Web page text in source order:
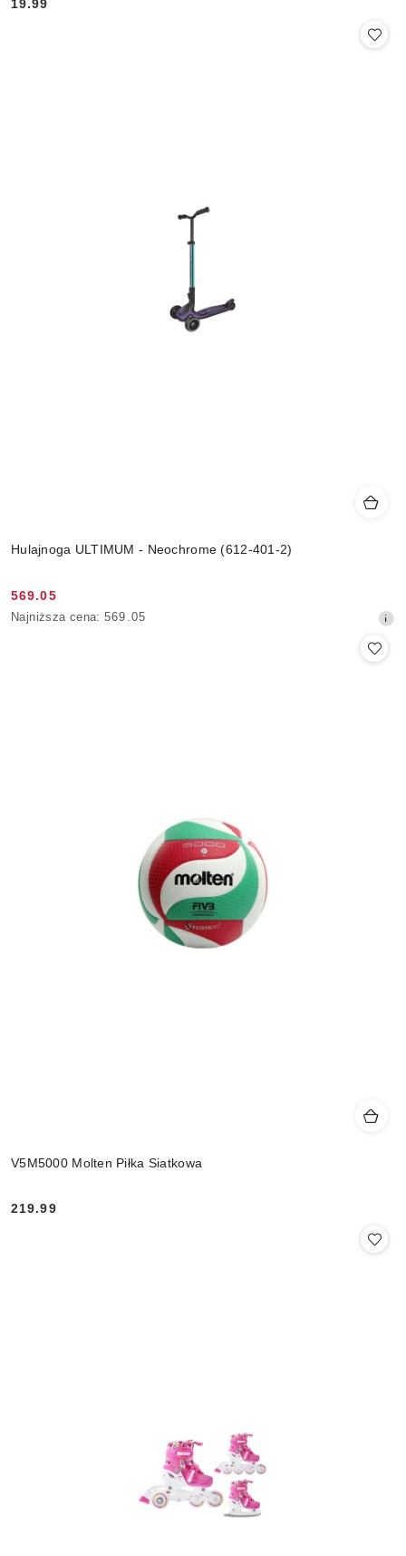
Cena:
19.99
Hulajnoga ULTIMUM - Neochrome (612-401-2)
Cena
promocyjna:
569.05
Najniższa
Najniższa cena: 569.05
V5M5000 Molten Piłka Siatkowa
Cena:
219.99